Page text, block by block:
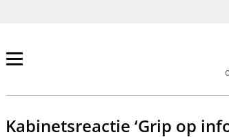
Primair
tonen/verbergen
Kabinetsreactie ‘Grip op